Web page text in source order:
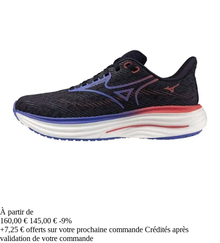
À partir de
160,00 € 145,00 € -9%
+7,25 € offerts sur votre prochaine commande Crédités après
validation de votre commande